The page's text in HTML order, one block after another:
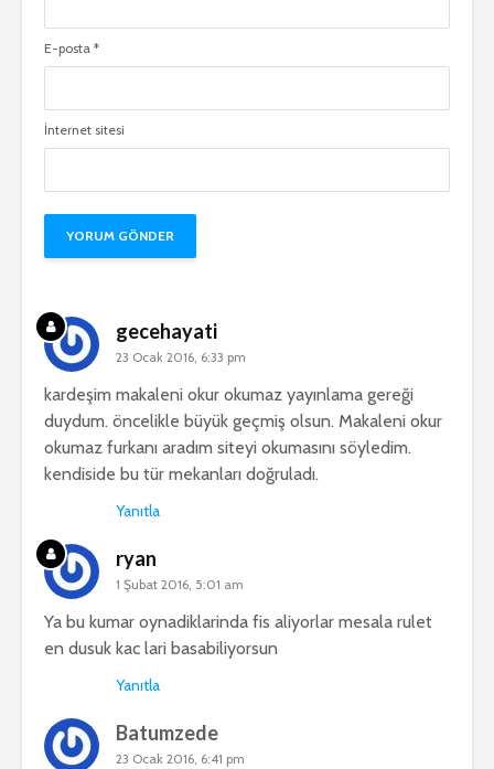
E-posta *
İnternet sitesi
gecehayati
23 Ocak 2016, 6:33 pm
kardeşim makaleni okur okumaz yayınlama gereği
duydum. öncelikle büyük geçmiş olsun. Makaleni okur
okumaz furkanı aradım siteyi okumasını söyledim.
kendiside bu tür mekanları doğruladı.
Yanıtla
ryan
1 Şubat 2016, 5:01 am
Ya bu kumar oynadiklarinda fis aliyorlar mesala rulet
en dusuk kac lari basabiliyorsun
Yanıtla
Batumzede
23 Ocak 2016, 6:41 pm